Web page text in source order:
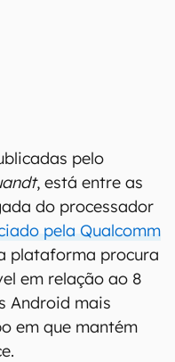
pelo
, está entre as
do processador
pela Qualcomm
plataforma procura
em relação ao 8
Android mais
em que mantém